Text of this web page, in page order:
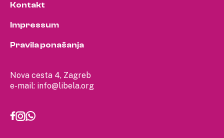
Nova cesta 4, Zagreb
e-mail: info@libela.org
Kontakt
Impressum
Pravila ponašanja